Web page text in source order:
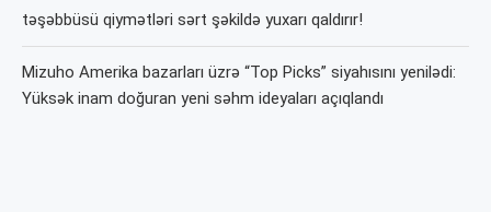
təşəbbüsü qiymətləri sərt şəkildə yuxarı qaldırır!
Mizuho Amerika bazarları üzrə “Top Picks” siyahısını yenilədi:
Yüksək inam doğuran yeni səhm ideyaları açıqlandı